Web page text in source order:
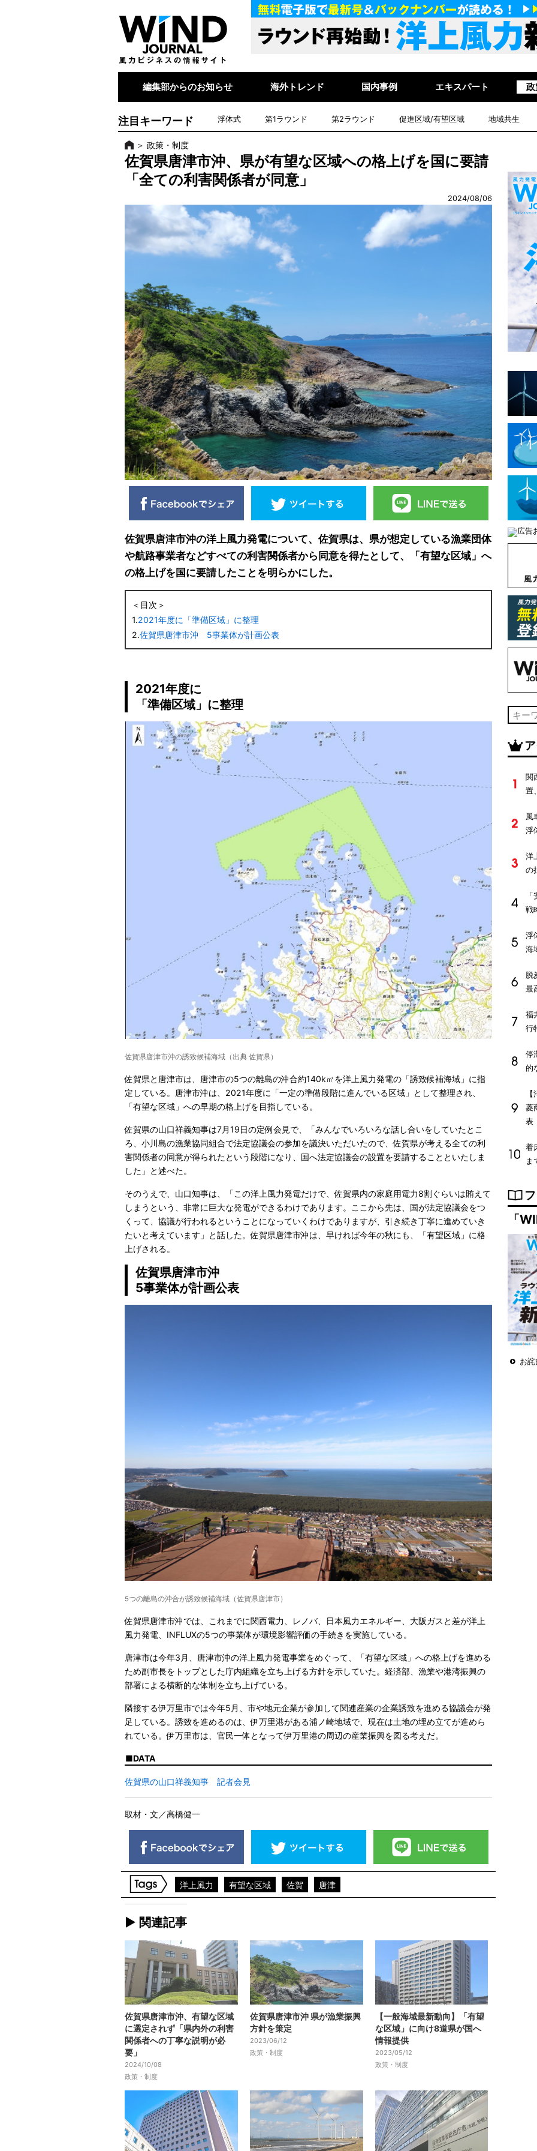
編集部からのお知らせ 海外トレンド 国内事例 エキスパート
注目キーワード 浮体式 第1ラウンド 第2ラウンド 促進区域/有望区域 地域共生
＞政策・制度
佐賀県唐津市沖、県が有望な区域への格上げを国に要請
「全ての利害関係者が同意」
2024/08/06
佐賀県唐津市沖の洋上風力発電について、佐賀県は、県が想定している漁業団体
や航路事業者などすべての利害関係者から同意を得たとして、「有望な区域」へ
の格上げを国に要請したことを明らかにした。
＜目次＞
1.2021年度に「準備区域」に整理
2.佐賀県唐津市沖 5事業体が計画公表
2021年度に
「準備区域」に整理
佐賀県唐津市沖の誘致候補海域（出典 佐賀県）
佐賀県と唐津市は、唐津市の5つの離島の沖合約140k㎡を洋上風力発電の「誘致候補海域」に指
定している。唐津市沖は、2021年度に「一定の準備段階に進んでいる区域」として整理され、
「有望な区域」への早期の格上げを目指している。
佐賀県の山口祥義知事は7月19日の定例会見で、「みんなでいろいろな話し合いをしていたとこ
ろ、小川島の漁業協同組合で法定協議会の参加を議決いただいたので、佐賀県が考える全ての利
害関係者の同意が得られたという段階になり、国へ法定協議会の設置を要請することといたしま
した」と述べた。
そのうえで、山口知事は、「この洋上風力発電だけで、佐賀県内の家庭用電力8割ぐらいは賄えて
しまうという、非常に巨大な発電ができるわけであります。ここから先は、国が法定協議会をつ
くって、協議が行われるということになっていくわけでありますが、引き続き丁寧に進めていき
たいと考えています」と話した。佐賀県唐津市沖は、早ければ今年の秋にも、「有望区域」に格
上げされる。
佐賀県唐津市沖
5事業体が計画公表
5つの離島の沖合が誘致候補海域（佐賀県唐津市）
佐賀県唐津市沖では、これまでに関西電力、レノバ、日本風力エネルギー、大阪ガスと差が洋上
風力発電、INFLUXの5つの事業体が環境影響評価の手続きを実施している。
唐津市は今年3月、唐津市沖の洋上風力発電事業をめぐって、「有望な区域」への格上げを進める
ため副市長をトップとした庁内組織を立ち上げる方針を示していた。経済部、漁業や港湾振興の
部署による横断的な体制を立ち上げている。
隣接する伊万里市では今年5月、市や地元企業が参加して関連産業の企業誘致を進める協議会が発
足している。誘致を進めるのは、伊万里港がある浦ノ崎地域で、現在は土地の埋め立てが進めら
れている。伊万里市は、官民一体となって伊万里港の周辺の産業振興を図る考えだ。
DATA
佐賀県の山口祥義知事 記者会見
取材・文／高橋健一
洋上風力 有望な区域 佐賀 唐津
► 関連記事
佐賀県唐津市沖、有望な区域
に選定されず「県内外の利害
関係者への丁寧な説明が必
要」
2024/10/08
政策・制度
佐賀県唐津市沖 県が漁業振興
方針を策定
2023/06/12
政策・制度
【一般海域最新動向】「有望
な区域」に向け8道県が国へ
情報提供
2023/05/12
政策・制度
関
置
風
浮
洋
の
戦
浮
海
脱
最
福
行
停
的
菱
表
着
ま
「
お